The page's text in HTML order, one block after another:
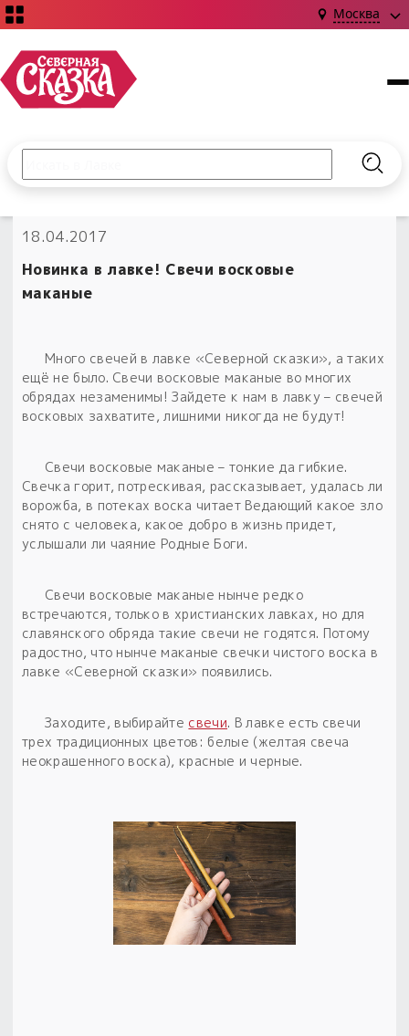
Москва
НОВИНКИ!
Книги
Обереги славян нательные
Обереги для дома и машины
Расходные материалы
Готовые заговоры и обряды
Сундучок
Сказки
Библиография
Об авторе и издательстве
Наборы для книг
Электронные книги
С чего начать?
Материалы
Для алтаря
Расходные материалы
Приложение для гадания
30 вариантов раскладов по системе Рез Рода:
Для чего:
Предметы
Магические наборы
Для алтаря
Расходные материалы
С чего начать?
Новые книги
в лавке!
«Резы Рода. Нежиты» и «Резы
Рода.Духи-Хозяева» с колодами
Узнать
Пыльный сундучок
большое обновление
Товары со скидкой
Введите текст и нажмите кнопку «Найти», чтобы
18.04.2017
Новинка в лавке! Свечи восковые
маканые
Много свечей в лавке «Северной сказки», а таких
ещё не было. Свечи восковые маканые во многих
обрядах незаменимы! Зайдете к нам в лавку – свечей
восковых захватите, лишними никогда не будут!
Свечи восковые маканые – тонкие да гибкие.
Свечка горит, потрескивая, рассказывает, удалась ли
ворожба, в потеках воска читает Ведающий какое зло
снято с человека, какое добро в жизнь придет,
услышали ли чаяние Родные Боги.
Свечи восковые маканые нынче редко
встречаются, только в христианских лавках, но для
славянского обряда такие свечи не годятся. Потому
радостно, что нынче маканые свечки чистого воска в
лавке «Северной сказки» появились.
Заходите, выбирайте свечи. В лавке есть свечи
трех традиционных цветов: белые (желтая свеча
неокрашенного воска), красные и черные.